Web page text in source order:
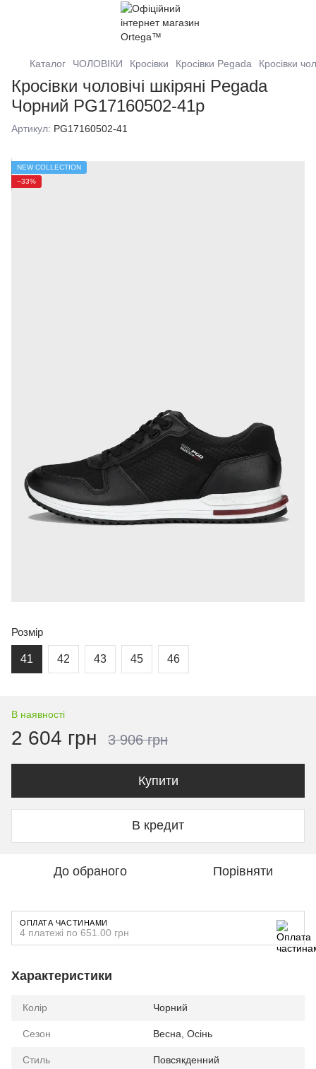
Каталог ЧОЛОВІКИ Кросівки Кросівки Pegada Кросівки
Кросівки чоловічі шкіряні Pegada
Чорний PG17160502-41р
Артикул: PG17160502-41
NEW COLLECTION
−33%
Розмір
41 42 43 45 46
В наявності
2 604 грн 3 906 грн
Купити
В кредит
До обраного Порівняти
ОПЛАТА ЧАСТИНАМИ
4 платежі по 651.00 грн
Характеристики
Колір Чорний
Сезон Весна, Осінь
Стиль Повсякденний